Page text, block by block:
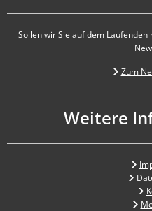
Sollen wir Sie auf dem
Zum
Weitere